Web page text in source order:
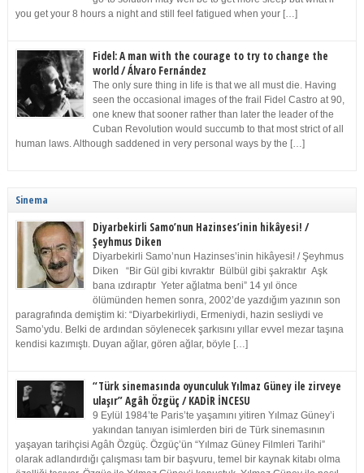
you get your 8 hours a night and still feel fatigued when your […]
Fidel: A man with the courage to try to change the
world / Álvaro Fernández
The only sure thing in life is that we all must die. Having
seen the occasional images of the frail Fidel Castro at 90,
one knew that sooner rather than later the leader of the
Cuban Revolution would succumb to that most strict of all
human laws. Although saddened in very personal ways by the […]
Sinema
Diyarbekirli Samo’nun Hazinses’inin hikâyesi! /
Şeyhmus Diken
Diyarbekirli Samo’nun Hazinses’inin hikâyesi! / Şeyhmus
Diken “Bir Gül gibi kıvraktır Bülbül gibi şakraktır Aşk
bana ızdıraptır Yeter ağlatma beni” 14 yıl önce
ölümünden hemen sonra, 2002’de yazdığım yazının son
paragrafında demiştim ki: “Diyarbekirliydi, Ermeniydi, hazin sesliydi ve
Samo’ydu. Belki de ardından söylenecek şarkısını yıllar evvel mezar taşına
kendisi kazımıştı. Duyan ağlar, gören ağlar, böyle […]
“Türk sinemasında oyunculuk Yılmaz Güney ile zirveye
ulaşır” Agâh Özgüç / KADİR İNCESU
9 Eylül 1984’te Paris’te yaşamını yitiren Yılmaz Güney’i
yakından tanıyan isimlerden biri de Türk sinemasının
yaşayan tarihçisi Agâh Özgüç. Özgüç’ün “Yılmaz Güney Filmleri Tarihi”
olarak adlandırdığı çalışması tam bir başvuru, temel bir kaynak kitabı olma